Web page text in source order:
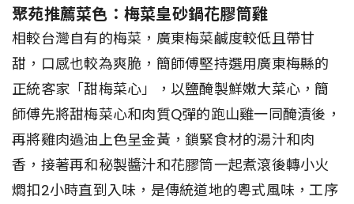
聚苑推薦菜色：梅菜皇砂鍋花膠筒雞
相較台灣自有的梅菜，廣東梅菜鹹度較低且帶甘
甜，口感也較為爽脆，簡師傅堅持選用廣東梅縣的
正統客家「甜梅菜心」，以鹽醃製鮮嫩大菜心，簡
師傅先將甜梅菜心和肉質Q彈的跑山雞一同醃漬後，
再將雞肉過油上色呈金黃，鎖緊食材的湯汁和肉
香，接著再和秘製醬汁和花膠筒一起煮滾後轉小火
燜扣2小時直到入味，是傳統道地的粵式風味，工序